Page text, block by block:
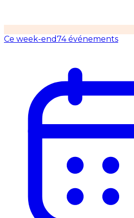
Ce week-end74 événements